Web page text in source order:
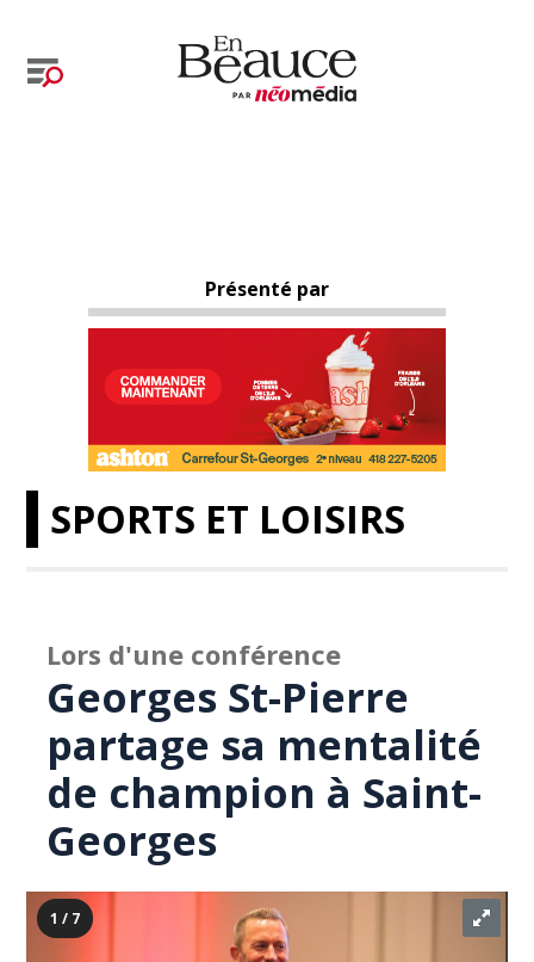
Présenté par
SPORTS ET LOISIRS
Lors d'une conférence
Georges St-Pierre
partage sa mentalité
de champion à Saint-
Georges
1 / 7